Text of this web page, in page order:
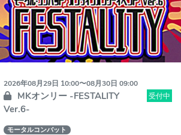
2026年08月29日 10:00〜08月30日 09:00
受付中
MKオンリー -FESTALITY
Ver.6-
モータルコンバット